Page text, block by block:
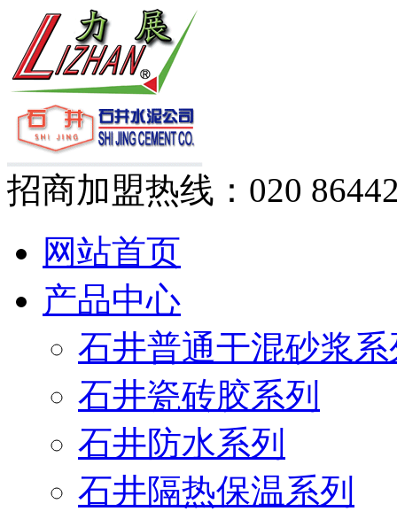
招商加盟热线： 020
网站首页
产品中心
石井普通干混砂浆系
石井瓷砖胶系列
石井防水系列
石井隔热保温系列